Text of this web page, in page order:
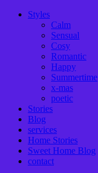
Styles
Calm
Sensual
Cosy
Romantic
Happy
Summertime
x-mas
poetic
Stories
Blog
services
Home Stories
Sweet Home Blog
contact